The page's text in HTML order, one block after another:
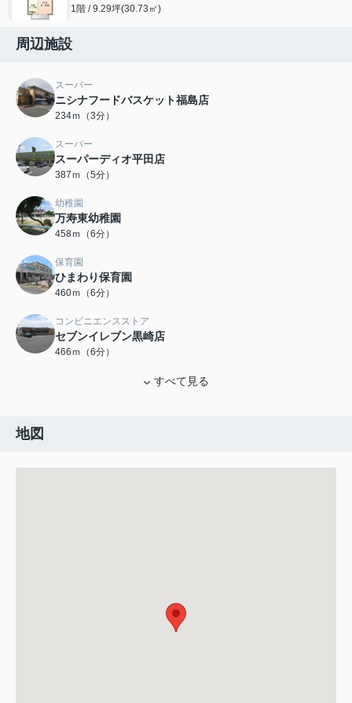
1階 / 9.29坪(30.73㎡)
周辺施設
スーパー
ニシナフードバスケット福島店
234ｍ（3分）
スーパー
スーパーディオ平田店
387ｍ（5分）
幼稚園
万寿東幼稚園
458ｍ（6分）
保育園
ひまわり保育園
460ｍ（6分）
コンビニエンスストア
セブンイレブン黒崎店
466ｍ（6分）
すべて見る
地図